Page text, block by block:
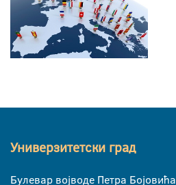
Универзитетски град
Булевар војводе Петра Бојовића